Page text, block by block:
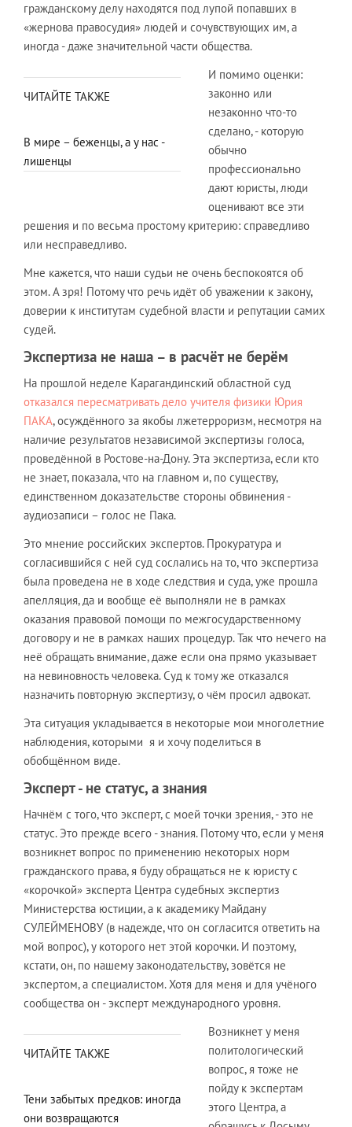
гражданскому делу находятся под лупой попавших в
«жернова правосудия» людей и сочувствующих им, а
иногда - даже значительной части общества.
ЧИТАЙТЕ ТАКЖЕ
В мире – беженцы, а у нас -
лишенцы
И помимо оценки:
законно или
незаконно что-то
сделано, - которую
обычно
профессионально
дают юристы, люди
оценивают все эти
решения и по весьма простому критерию: справедливо
или несправедливо.
Мне кажется, что наши судьи не очень беспокоятся об
этом. А зря! Потому что речь идёт об уважении к закону,
доверии к институтам судебной власти и репутации самих
судей.
Экспертиза не наша – в расчёт не берём
На прошлой неделе Карагандинский областной суд
отказался пересматривать дело учителя физики Юрия
ПАКА, осуждённого за якобы лжетерроризм, несмотря на
наличие результатов независимой экспертизы голоса,
проведённой в Ростове-на-Дону. Эта экспертиза, если кто
не знает, показала, что на главном и, по существу,
единственном доказательстве стороны обвинения -
аудиозаписи – голос не Пака.
Это мнение российских экспертов. Прокуратура и
согласившийся с ней суд сослались на то, что экспертиза
была проведена не в ходе следствия и суда, уже прошла
апелляция, да и вообще её выполняли не в рамках
оказания правовой помощи по межгосударственному
договору и не в рамках наших процедур. Так что нечего на
неё обращать внимание, даже если она прямо указывает
на невиновность человека. Суд к тому же отказался
назначить повторную экспертизу, о чём просил адвокат.
Эта ситуация укладывается в некоторые мои многолетние
наблюдения, которыми я и хочу поделиться в
обобщённом виде.
Эксперт - не статус, а знания
Начнём с того, что эксперт, с моей точки зрения, - это не
статус. Это прежде всего - знания. Потому что, если у меня
возникнет вопрос по применению некоторых норм
гражданского права, я буду обращаться не к юристу с
«корочкой» эксперта Центра судебных экспертиз
Министерства юстиции, а к академику Майдану
СУЛЕЙМЕНОВУ (в надежде, что он согласится ответить на
мой вопрос), у которого нет этой корочки. И поэтому,
кстати, он, по нашему законодательству, зовётся не
экспертом, а специалистом. Хотя для меня и для учёного
сообщества он - эксперт международного уровня.
ЧИТАЙТЕ ТАКЖЕ
Тени забытых предков: иногда
они возвращаются
Возникнет у меня
политологический
вопрос, я тоже не
пойду к экспертам
этого Центра, а